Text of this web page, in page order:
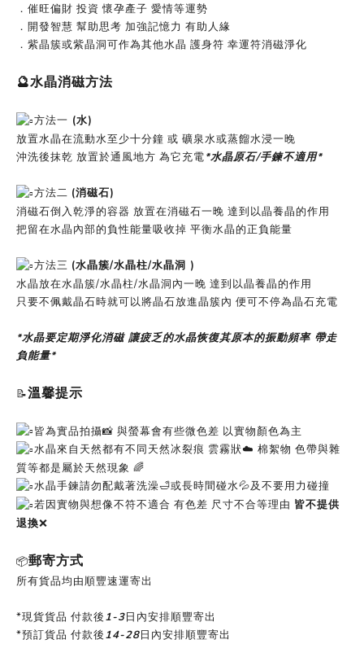
．催旺偏財 投資 懷孕產子 愛情等運勢
．開發智慧 幫助思考 加強記憶力 有助人緣
．紫晶簇或紫晶洞可作為其他水晶 護身符 幸運符消磁淨化
🔮水晶消磁方法
方法一 (水)
放置水晶在流動水至少十分鐘 或 礦泉水或蒸餾水浸一晚
沖洗後抹乾 放置於通風地方 為它充電*水晶原石/手鍊不適用*
方法二 (消磁石)
消磁石倒入乾淨的容器 放置在消磁石一晚 達到以晶養晶的作用
把留在水晶內部的負性能量吸收掉 平衡水晶的正負能量
方法三 (水晶簇/水晶柱/水晶洞 )
水晶放在水晶簇/水晶柱/水晶洞內一晚 達到以晶養晶的作用
只要不佩戴晶石時就可以將晶石放進晶簇內 便可不停為晶石充電
*水晶要定期淨化消磁 讓疲乏的水晶恢復其原本的振動頻率 帶走
負能量*
📝溫馨提示
皆為實品拍攝📸 與螢幕會有些微色差 以實物顏色為主
水晶來自天然都有不同天然冰裂痕 雲霧狀☁️ 棉絮物 色帶與雜
質等都是屬於天然現象 🌈
水晶手鍊請勿配戴著洗澡🛁或長時間碰水💦及不要用力碰撞
若因實物與想像不符不適合 有色差 尺寸不合等理由 皆不提供
退換❌
📦郵寄方式
所有貨品均由順豐速運寄出
*現貨貨品 付款後1-3日內安排順豐寄出
*預訂貨品 付款後14-28日內安排順豐寄出